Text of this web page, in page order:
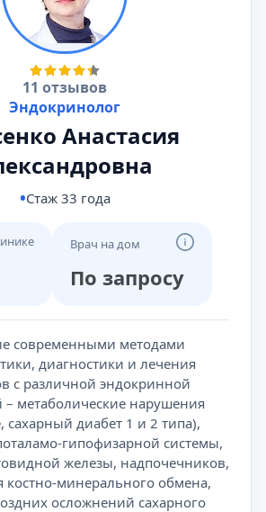
11 отзывов
Эндокринолог
Анастасия
Стаж 33 года
Врач на дом
По запросу
современными методами
диагностики и лечения
с различной эндокринной
– метаболические нарушения
сахарный диабет 1 и 2 типа),
гипофизарной системы,
железы, надпочечников,
костно-минерального обмена,
осложнений сахарного